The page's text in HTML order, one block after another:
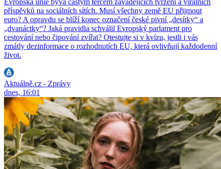
Evropská unie bývá častým terčem zavádějících tvrzení a virálních
příspěvků na sociálních sítích. Musí všechny země EU přijmout
euro? A opravdu se blíží konec označení české pivní „desítky“ a
„dvanáctky“? Jaká pravidla schválil Evropský parlament pro
cestování nebo čipování zvířat? Otestujte si v kvízu, jestli i vás
zmátly dezinformace o rozhodnutích EU, která ovlivňují každodenní
život.
Aktuálně.cz - Zprávy
dnes, 16:01